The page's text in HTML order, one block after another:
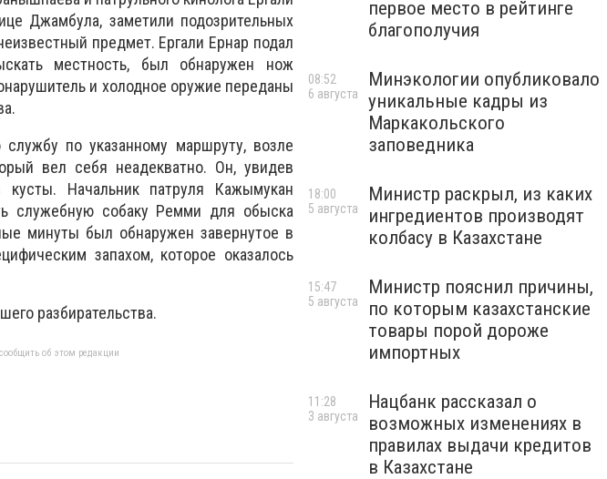
Джамбула, заметили подозрительных
предмет. Ергали Ернар подал
местность, был обнаружен нож
и холодное оружие переданы
по указанному маршруту, возле
вел себя неадекватно. Он, увидев
Начальник патруля Кажымукан
служебную собаку Ремми для обыска
минуты был обнаружен завернутое в
запахом, которое оказалось
разбирательства.
об этом редакции
первое место в рейтинге
благополучия
Минэкологии опубликовало
уникальные кадры из
Маркакольского
заповедника
08:52
6 августа
Министр раскрыл, из каких
ингредиентов производят
колбасу в Казахстане
18:00
5 августа
Министр пояснил причины,
по которым казахстанские
товары порой дороже
импортных
15:47
5 августа
Нацбанк рассказал о
возможных изменениях в
правилах выдачи кредитов
в Казахстане
11:28
3 августа